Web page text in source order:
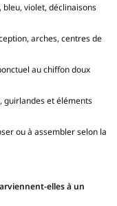
violet, déclinaisons
arches, centres de
au chiffon doux
guirlandes et éléments
ou à assembler selon la
elles à un